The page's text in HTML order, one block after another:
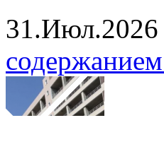
31.Июл.2026